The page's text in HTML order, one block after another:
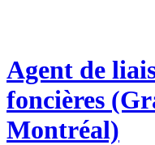
Agent de
foncières
Montréal)